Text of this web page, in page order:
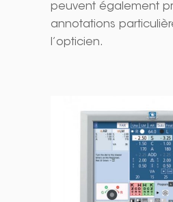
peuvent également
annotations
l’opticien.